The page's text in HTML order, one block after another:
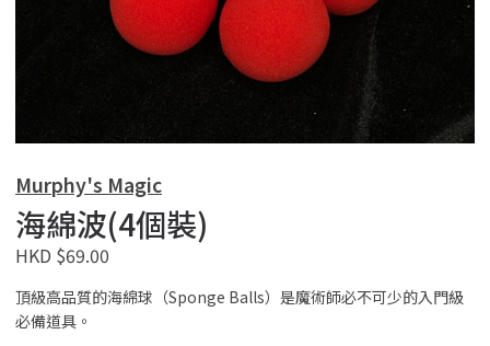
Murphy's Magic
海綿波(4個裝)
HKD $69.00
頂級高品質的海綿球（Sponge Balls）是魔術師必不可少的入門級
必備道具。